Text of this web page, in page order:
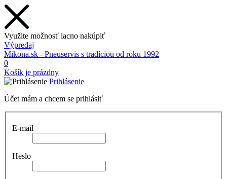
Využite možnosť lacno nakúpiť
Výpredaj
Mikona.sk - Pneuservis s tradíciou od roku 1992
0
Košík je prázdny
Prihlásenie
Účet mám a chcem se prihlásiť
E-mail
Heslo